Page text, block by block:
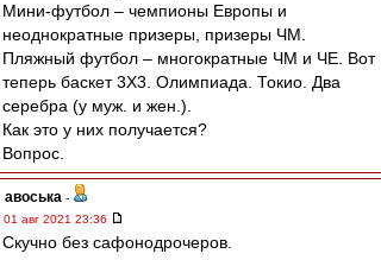
Мини-футбол – чемпионы Европы и
неоднократные призеры, призеры ЧМ.
Пляжный футбол – многократные ЧМ и ЧЕ. Вот
теперь баскет 3Х3. Олимпиада. Токио. Два
серебра (у муж. и жен.).
Как это у них получается?
Вопрос.
авоська -
01 авг 2021 23:36
Скучно без сафонодрочеров.